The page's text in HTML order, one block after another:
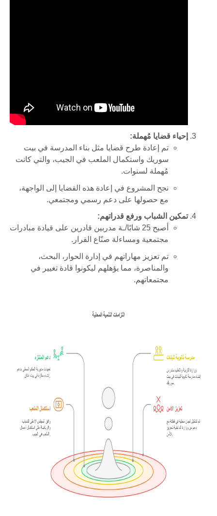
إحياء قضايا مُهملة:
تم إعادة طرح قضايا مثل بناء المدرسة في بيت
سوريك واستكمال الملعب في الجيب، والتي كانت
مُهملة لسنوات.
نجح المشروع في إعادة هذه القضايا إلى الواجهة،
مع حصولها على دعم رسمي ومجتمعي.
تمكين الشباب ورفع قدراتهم:
أصبح 25 شابًا/ـة مدربين قادرين على قيادة مبادرات
مجتمعية ومساءلة صنّاع القرار .
تم تعزيز مهاراتهم في إدارة الحوار، البحث،
والمناصرة، مما يؤهلهم ليكونوا قادة تغيير في
مجتمعاتهم.